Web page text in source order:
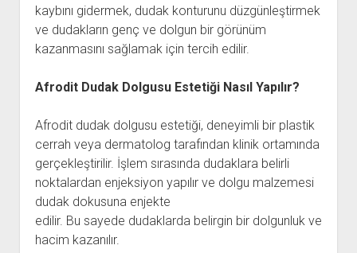
kaybını gidermek, dudak konturunu düzgünleştirmek
ve dudakların genç ve dolgun bir görünüm
kazanmasını sağlamak için tercih edilir.
Afrodit Dudak Dolgusu Estetiği Nasıl Yapılır?
Afrodit dudak dolgusu estetiği, deneyimli bir plastik
cerrah veya dermatolog tarafından klinik ortamında
gerçekleştirilir. İşlem sırasında dudaklara belirli
noktalardan enjeksiyon yapılır ve dolgu malzemesi
dudak dokusuna enjekte
edilir. Bu sayede dudaklarda belirgin bir dolgunluk ve
hacim kazanılır.